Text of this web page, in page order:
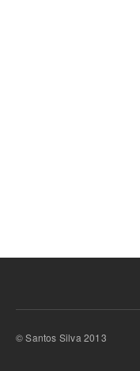
© Santos Silva 2013